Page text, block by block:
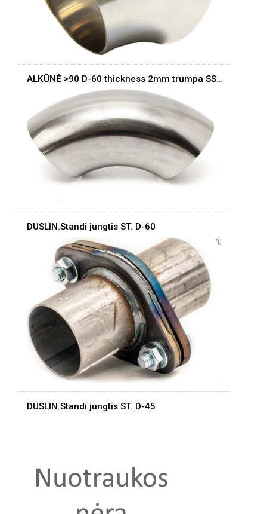
ALKŪNĖ >90 D-60 thickness 2mm trumpa SS304
DUSLIN.Standi jungtis ST. D-60
DUSLIN.Standi jungtis ST. D-45